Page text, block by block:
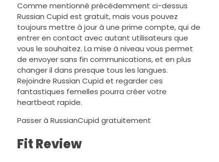
Comme mentionné précédemment ci-dessus
Russian Cupid est gratuit, mais vous pouvez
toujours mettre à jour à une prime compte, qui de
entrer en contact avec autant utilisateurs que
vous le souhaitez. La mise à niveau vous permet
de envoyer sans fin communications, et en plus
changer il dans presque tous les langues.
Rejoindre Russian Cupid et regarder ces
fantastiques femelles pourra créer votre
heartbeat rapide.
Passer à RussianCupid gratuitement
Fit Review